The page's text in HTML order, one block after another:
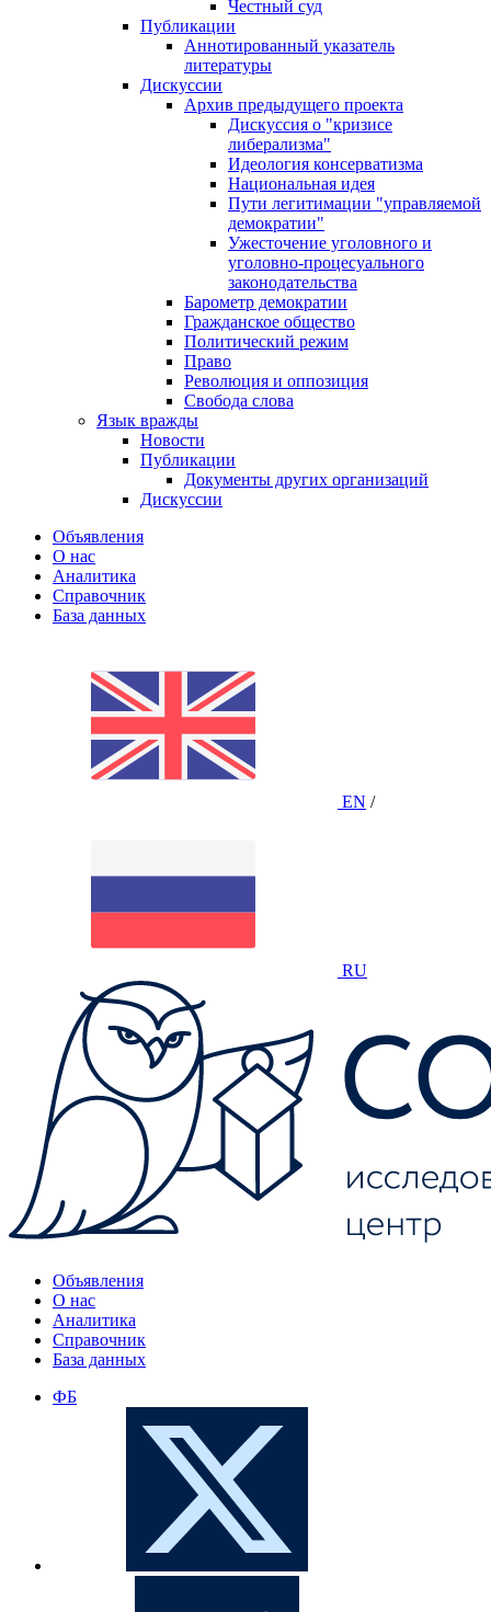
Честный суд
Публикации
Аннотированный указатель
литературы
Дискуссии
Архив предыдущего проекта
Дискуссия о "кризисе
либерализма"
Идеология консерватизма
Национальная идея
Пути легитимации "управляемой
демократии"
Ужесточение уголовного и
уголовно-процесуального
законодательства
Барометр демократии
Гражданское общество
Политический режим
Право
Революция и оппозиция
Свобода слова
Язык вражды
Новости
Публикации
Документы других организаций
Дискуссии
Объявления
О нас
Аналитика
Справочник
База данных
EN /
RU
Объявления
О нас
Аналитика
Справочник
База данных
ФБ